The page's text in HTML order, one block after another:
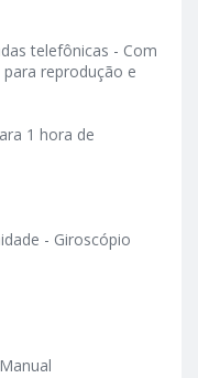
telefônicas - Com
reprodução e
1 hora de
- Giroscópio